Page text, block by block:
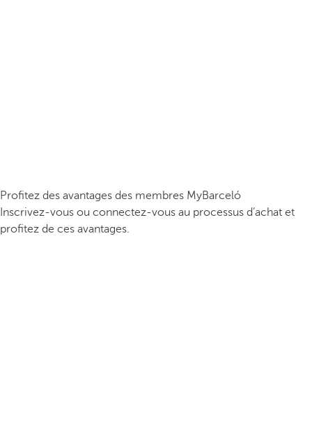
Profitez des avantages des membres MyBarceló
Inscrivez-vous ou connectez-vous au processus d’achat et
profitez de ces avantages.